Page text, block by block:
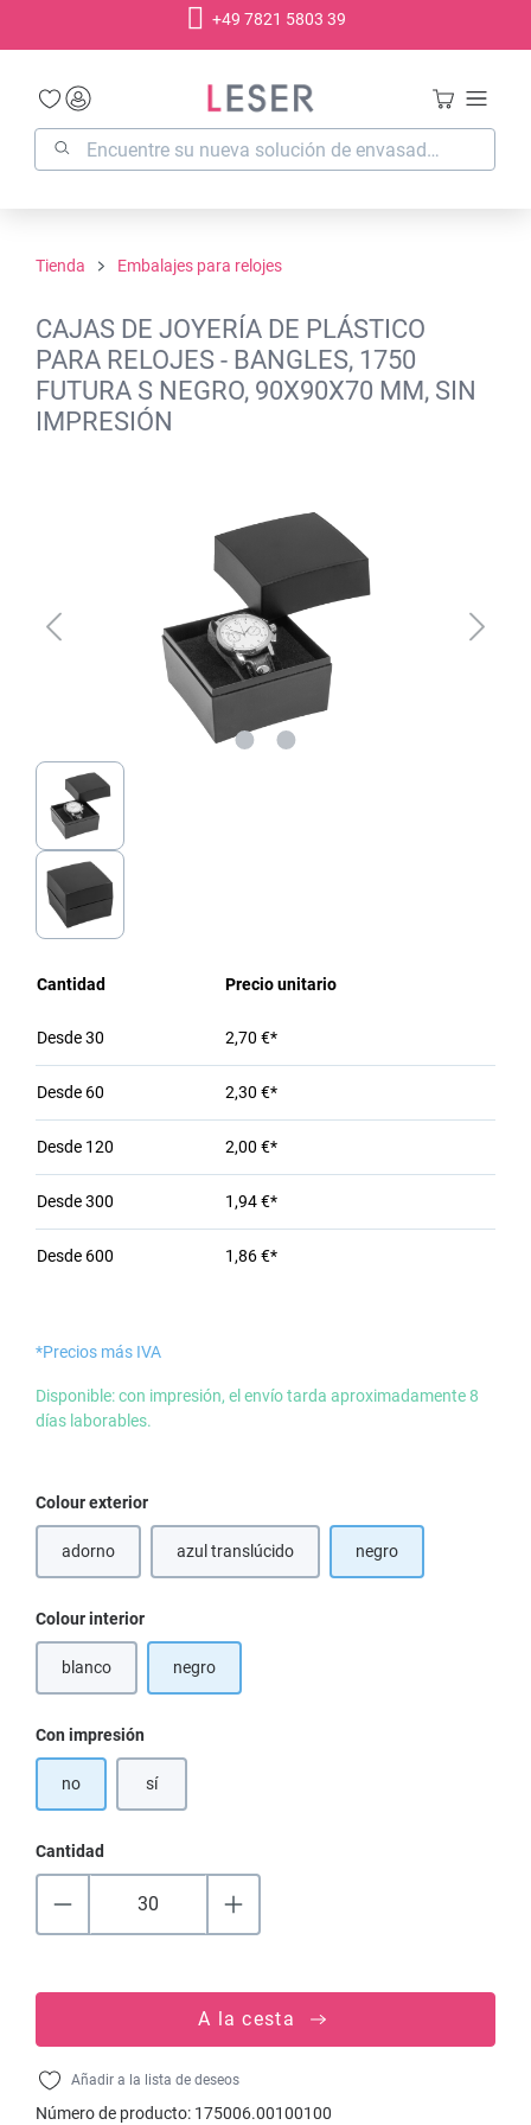
+49 7821 5803 39
Tienda Embalajes para relojes
CAJAS DE JOYERÍA DE PLÁSTICO
PARA RELOJES - BANGLES, 1750
FUTURA S NEGRO, 90X90X70 MM, SIN
IMPRESIÓN
Cantidad Precio unitario
Desde30 2,70 €*
Desde 60 2,30 €*
Desde 120 2,00 €*
Desde300 1,94 €*
Desde 600 1,86 €*
*Precios más IVA
Disponible: con impresión, el envío tarda aproximadamente 8
días laborables.
Seleccione
Colour exterior
adorno azul translúcido(Esta opción no está disponible en este
negro
Seleccione
Colour interior
blanco(Esta opción no está disponible en este momento.)
negro
Seleccione
Con impresión
no sí
Cantidad
A la cesta
Añadir a la lista de deseos
Número de producto: 175006.00100100